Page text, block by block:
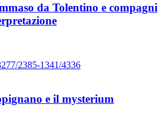
da Tolentino e compagni
2385-1341/4336
e il mysterium